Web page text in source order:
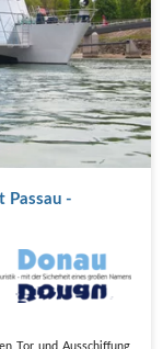
Passau -